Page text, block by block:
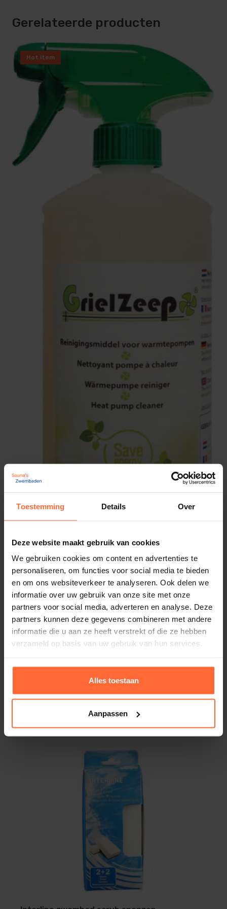
Toestemming Details Over
Deze website maakt gebruik van cookies
We gebruiken cookies om content en advertenties te
personaliseren, om functies voor social media te bieden
en om ons websiteverkeer te analyseren. Ook delen we
informatie over uw gebruik van onze site met onze
partners voor social media, adverteren en analyse. Deze
partners kunnen deze gegevens combineren met andere
informatie die u aan ze heeft verstrekt of die ze hebben
verzameld op basis van uw gebruik van hun services.
Alles toestaan
Aanpassen
Gerelateerde producten
Hot item
Grielzeep warmtepomp reiniger